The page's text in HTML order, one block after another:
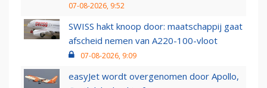
07-08-2026, 9:52
SWISS hakt knoop door: maatschappij gaat
afscheid nemen van A220-100-vloot
07-08-2026, 9:09
easyJet wordt overgenomen door Apollo,